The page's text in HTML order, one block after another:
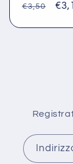
Prezzo
€3,50